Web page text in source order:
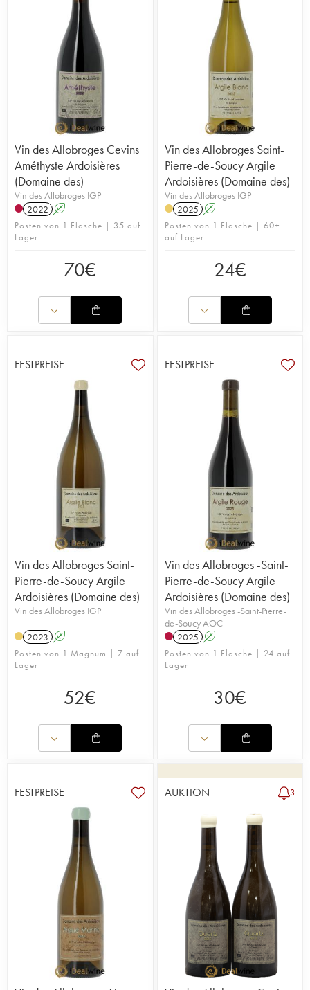
Vin des Allobroges Cevins
Améthyste Ardoisières
(Domaine des)
Vin des Allobroges IGP
2022 A
Posten von 1 Flasche | 35 auf
Lager
70€
Vin des Allobroges Saint-
Pierre-de-Soucy Argile
Ardoisières (Domaine des)
Vin des Allobroges IGP
2025 A
Posten von 1 Flasche | 60+
auf Lager
24€
FESTPREISE
Vin des Allobroges Saint-
Pierre-de-Soucy Argile
Ardoisières (Domaine des)
Vin des Allobroges IGP
2023 A
Posten von 1 Magnum | 7 auf
Lager
52€
FESTPREISE
Vin des Allobroges -Saint-
Pierre-de-Soucy Argile
Ardoisières (Domaine des)
Vin des Allobroges -Saint-Pierre-
de-Soucy AOC
2025 A
Posten von 1 Flasche | 24 auf
Lager
30€
FESTPREISE AUKTION 3